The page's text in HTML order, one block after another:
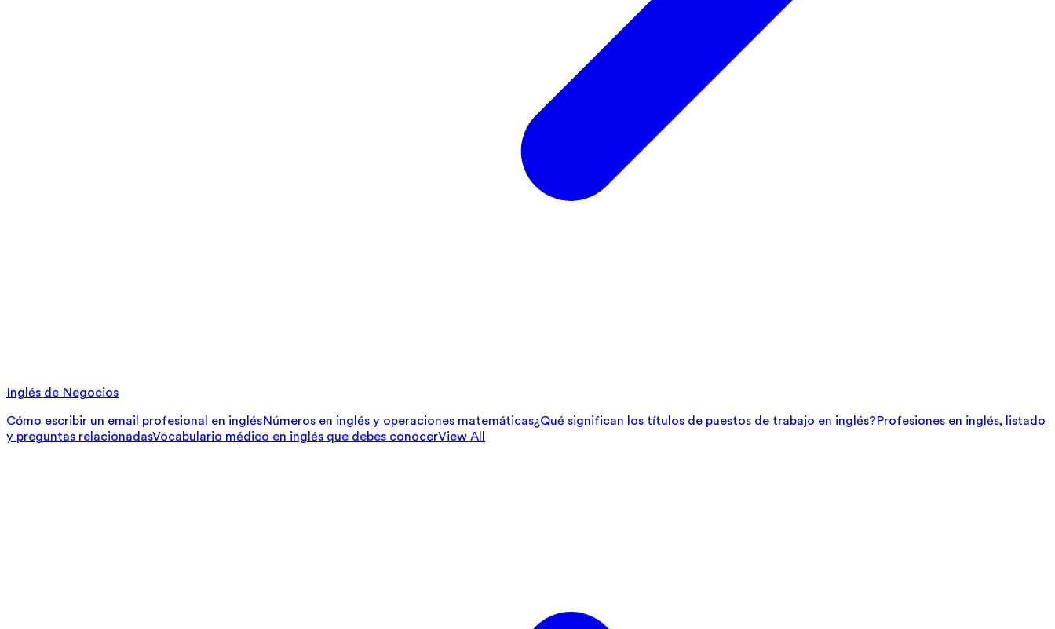
Inglés de Negocios
Cómo escribir un email profesional en inglésNúmeros en inglés y operaciones matemáticas¿Qué significan los títulos de puestos de trabajo en inglés?Profesiones en inglés, listado
y preguntas relacionadasVocabulario médico en inglés que debes conocerView All